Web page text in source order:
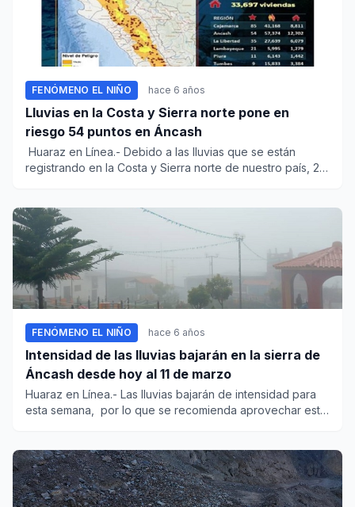
FENÓMENO EL NIÑO hace 6 años
Lluvias en la Costa y Sierra norte pone en
riesgo 54 puntos en Áncash
Huaraz en Línea.- Debido a las lluvias que se están
registrando en la Costa y Sierra norte de nuestro país, 215
FENÓMENO EL NIÑO hace 6 años
Intensidad de las lluvias bajarán en la sierra de
Áncash desde hoy al 11 de marzo
Huaraz en Línea.- Las lluvias bajarán de intensidad para
esta semana, por lo que se recomienda aprovechar esta